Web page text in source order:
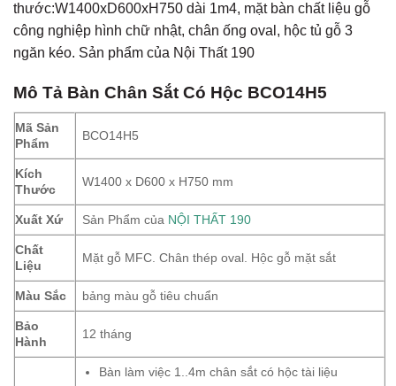
thước:W1400xD600xH750 dài 1m4, mặt bàn chất liệu gỗ
công nghiệp hình chữ nhật, chân ống oval, hộc tủ gỗ 3
ngăn kéo. Sản phẩm của Nội Thất 190
Mô Tả Bàn Chân Sắt Có Hộc BCO14H5
Mã Sản
Phẩm
BCO14H5
Kích
Thước
W1400 x D600 x H750 mm
Xuất Xứ Sản Phẩm của NỘI THẤT 190
Chất
Liệu
Mặt gỗ MFC. Chân thép oval. Hộc gỗ mặt sắt
Màu Sắc bảng màu gỗ tiêu chuẩn
Bảo
Hành
12 tháng
Bàn làm việc 1..4m chân sắt có hộc tài liệu